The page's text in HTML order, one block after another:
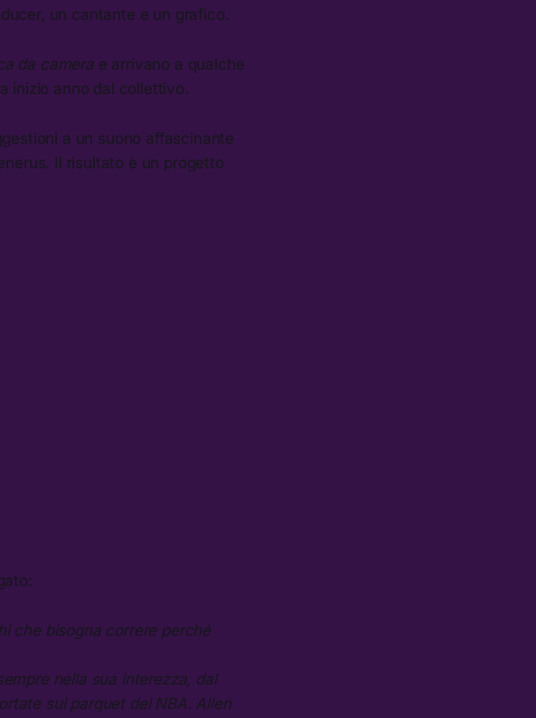
un cantante e un grafico.
da camerae arrivano a qualche
inizio anno dal collettivo.
a un suono affascinante
Il risultato è un progetto
che bisogna correre perché
nella sua interezza, dal
sul parquet del NBA. Allen